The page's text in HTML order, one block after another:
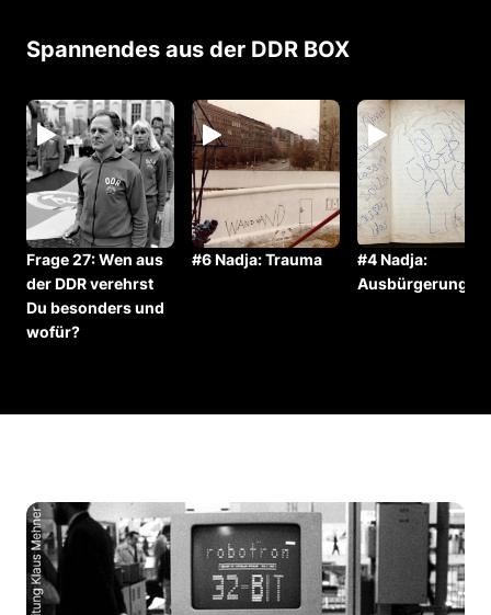
Spannendes aus der DDR BOX
Frage 27: Wen aus
der DDR verehrst
Du besonders und
wofür?
#6 Nadja: Trauma
#4 Nadja:
Ausbürgerung